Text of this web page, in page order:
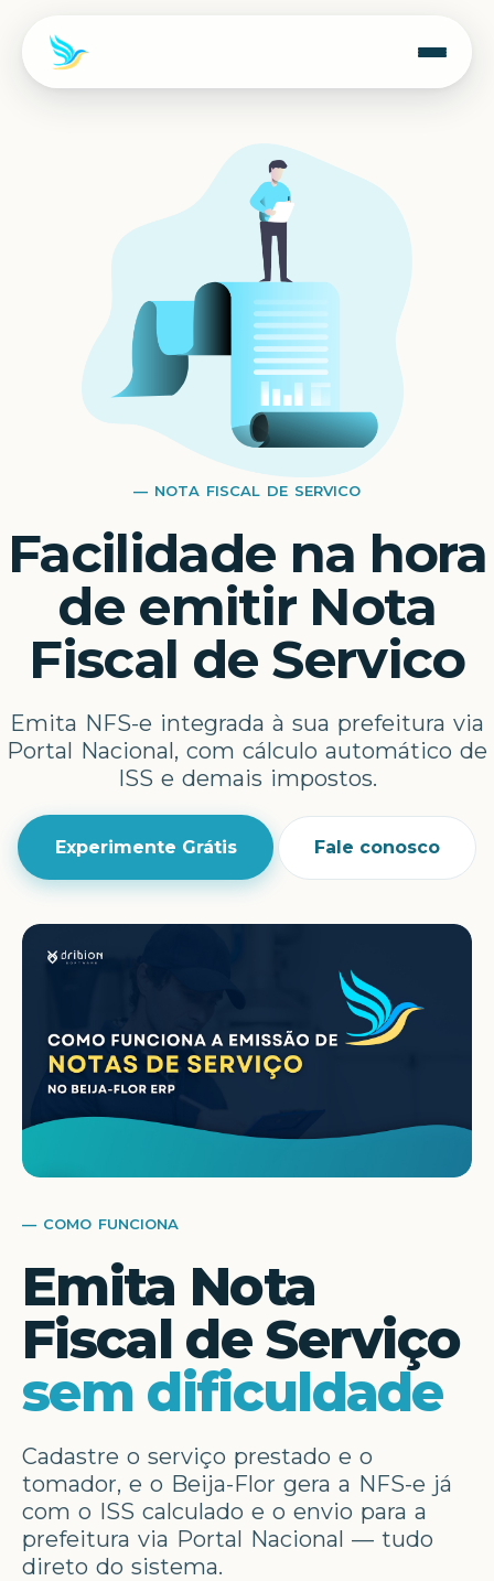
— NOTA FISCAL DE SERVICO
Facilidade na hora
de emitir Nota
Fiscal de Servico
Emita NFS-e integrada à sua prefeitura via
Portal Nacional, com cálculo automático de
ISS e demais impostos.
Experimente Grátis Fale conosco
— COMO FUNCIONA
Emita Nota
Fiscal de Serviço
sem dificuldade
Cadastre o serviço prestado e o
tomador, e o Beija-Flor gera a NFS-e já
com o ISS calculado e o envio para a
prefeitura via Portal Nacional — tudo
direto do sistema.